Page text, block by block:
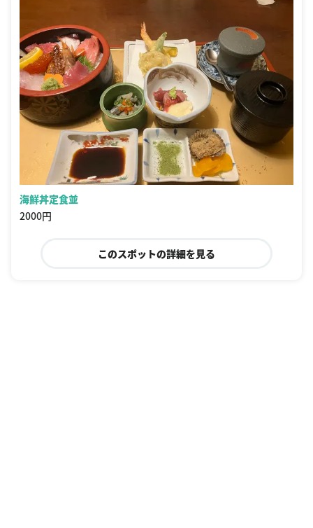
海鮮丼定食並
2000円
このスポットの詳細を見る